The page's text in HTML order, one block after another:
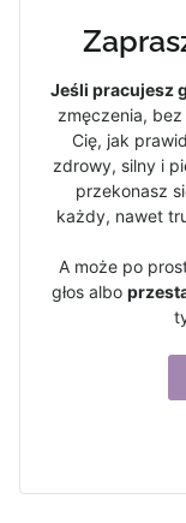
Jeśli pracujesz
zmęczenia, bez
Cię, jak
zdrowy, silny i
przekonasz
każdy, nawet
A może po
głos albo